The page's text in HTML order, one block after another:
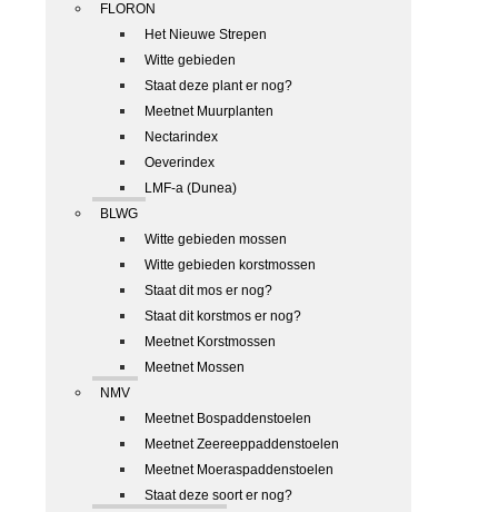
FLORON
Het Nieuwe Strepen
Witte gebieden
Staat deze plant er nog?
Meetnet Muurplanten
Nectarindex
Oeverindex
LMF-a (Dunea)
BLWG
Witte gebieden mossen
Witte gebieden korstmossen
Staat dit mos er nog?
Staat dit korstmos er nog?
Meetnet Korstmossen
Meetnet Mossen
NMV
Meetnet Bospaddenstoelen
Meetnet Zeereeppaddenstoelen
Meetnet Moeraspaddenstoelen
Staat deze soort er nog?